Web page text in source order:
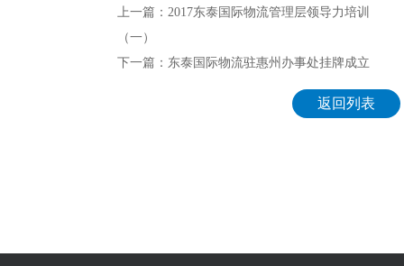
上一篇：2017东泰国际物流管理层领导力培训
（一）
下一篇：东泰国际物流驻惠州办事处挂牌成立
返回列表